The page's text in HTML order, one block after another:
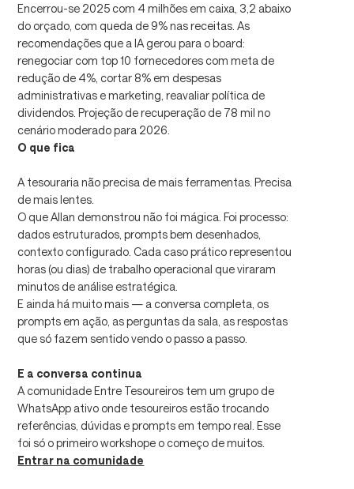
Encerrou-se 2025 com 4 milhões em caixa, 3,2 abaixo
do orçado, com queda de 9% nas receitas. As
recomendações que a IA gerou para o board:
renegociar com top 10 fornecedores com meta de
redução de 4%, cortar 8% em despesas
administrativas e marketing, reavaliar política de
dividendos. Projeção de recuperação de 78 mil no
cenário moderado para 2026.
O que fica
A tesouraria não precisa de mais ferramentas. Precisa
de mais lentes.
O que Allan demonstrou não foi mágica. Foi processo:
dados estruturados, prompts bem desenhados,
contexto configurado. Cada caso prático representou
horas (ou dias) de trabalho operacional que viraram
minutos de análise estratégica.
E ainda há muito mais — a conversa completa, os
prompts em ação, as perguntas da sala, as respostas
que só fazem sentido vendo o passo a passo.
E a conversa continua
A comunidade Entre Tesoureiros tem um grupo de
WhatsApp ativo onde tesoureiros estão trocando
referências, dúvidas e prompts em tempo real. Esse
foi só o primeiro workshope o começo de muitos.
Entrar na comunidade